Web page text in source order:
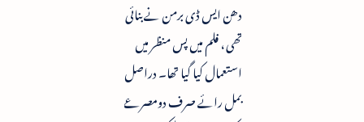
دھن ایس ڈی برمن نے بنائی
تھی ، فلم میں پس منظر میں
استعمال کیا گیا تھا۔ دراصل
بمل رائے صرف دومصرعے